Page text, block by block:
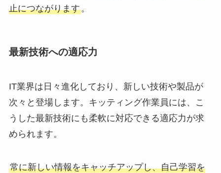
止につながります。
最新技術への適応力
IT業界は日々進化しており、新しい技術や製品が
次々と登場します。キッティング作業員には、こ
うした最新技術にも柔軟に対応できる適応力が求
められます。
常に新しい情報をキャッチアップし、自己学習を